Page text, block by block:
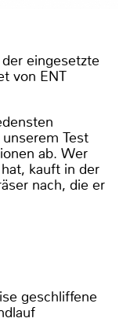
eingesetzte
von ENT
Test
ab. Wer
kauft in der
nach, die er
geschliffene